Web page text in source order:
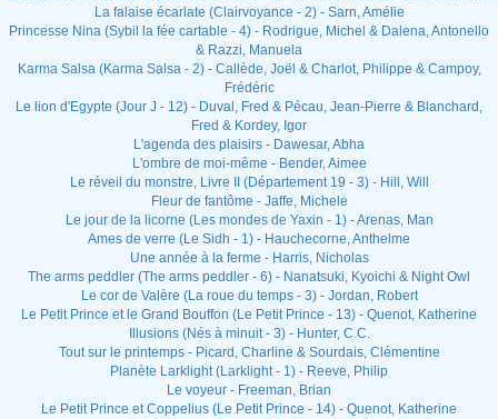
La falaise écarlate (Clairvoyance - 2) - Sarn, Amélie
Princesse Nina (Sybil la fée cartable - 4) - Rodrigue, Michel & Dalena, Antonello
& Razzi, Manuela
Karma Salsa (Karma Salsa - 2) - Callède, Joël & Charlot, Philippe & Campoy,
Frédéric
Le lion d'Egypte (Jour J - 12) - Duval, Fred & Pécau, Jean-Pierre & Blanchard,
Fred & Kordey, Igor
L'agenda des plaisirs - Dawesar, Abha
L'ombre de moi-même - Bender, Aimee
Le réveil du monstre, Livre II (Département 19 - 3) - Hill, Will
Fleur de fantôme - Jaffe, Michele
Le jour de la licorne (Les mondes de Yaxin - 1) - Arenas, Man
Ames de verre (Le Sidh - 1) - Hauchecorne, Anthelme
Une année à la ferme - Harris, Nicholas
The arms peddler (The arms peddler - 6) - Nanatsuki, Kyoichi & Night Owl
Le cor de Valère (La roue du temps - 3) - Jordan, Robert
Le Petit Prince et le Grand Bouffon (Le Petit Prince - 13) - Quenot, Katherine
Illusions (Nés à minuit - 3) - Hunter, C.C.
Tout sur le printemps - Picard, Charline & Sourdais, Clémentine
Planète Larklight (Larklight - 1) - Reeve, Philip
Le voyeur - Freeman, Brian
Le Petit Prince et Coppelius (Le Petit Prince - 14) - Quenot, Katherine